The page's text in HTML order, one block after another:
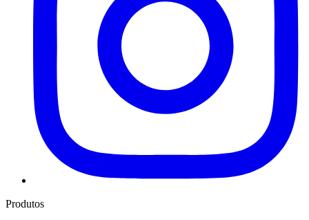
Produtos